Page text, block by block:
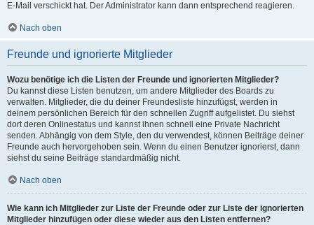
E-Mail verschickt hat. Der Administrator kann dann entsprechend reagieren.
Nach oben
Freunde und ignorierte Mitglieder
Wozu benötige ich die Listen der Freunde und ignorierten Mitglieder?
Du kannst diese Listen benutzen, um andere Mitglieder des Boards zu
verwalten. Mitglieder, die du deiner Freundesliste hinzufügst, werden in
deinem persönlichen Bereich für den schnellen Zugriff aufgelistet. Du siehst
dort deren Onlinestatus und kannst ihnen schnell eine Private Nachricht
senden. Abhängig von dem Style, den du verwendest, können Beiträge deiner
Freunde auch hervorgehoben sein. Wenn du einen Benutzer ignorierst, dann
siehst du seine Beiträge standardmäßig nicht.
Nach oben
Wie kann ich Mitglieder zur Liste der Freunde oder zur Liste der ignorierten
Mitglieder hinzufügen oder diese wieder aus den Listen entfernen?